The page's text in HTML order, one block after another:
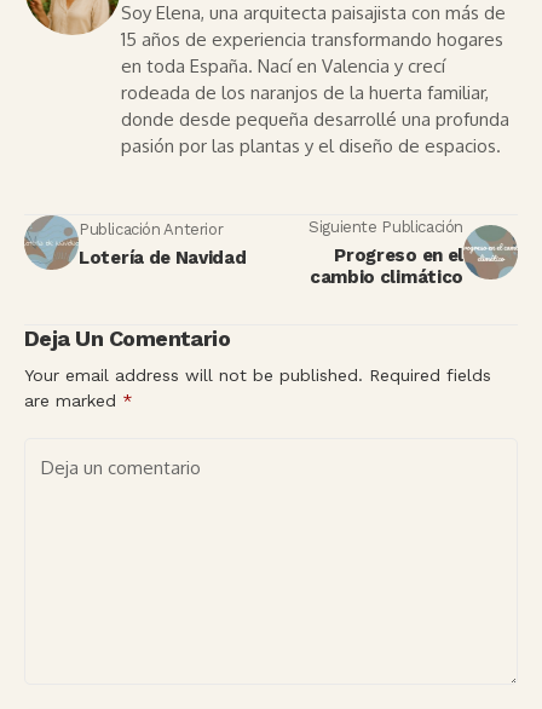
Soy Elena, una arquitecta paisajista con más de
15 años de experiencia transformando hogares
en toda España. Nací en Valencia y crecí
rodeada de los naranjos de la huerta familiar,
donde desde pequeña desarrollé una profunda
pasión por las plantas y el diseño de espacios.
Publicación Anterior
Lotería de Navidad
Siguiente Publicación
Progreso en el
cambio climático
Deja Un Comentario
Your email address will not be published. Required fields
are marked *